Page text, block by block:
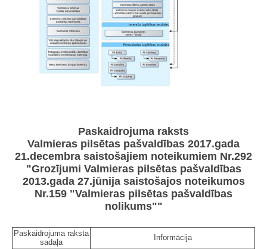
Paskaidrojuma raksts
Valmieras pilsētas pašvaldības 2017.gada
21.decembra saistošajiem noteikumiem Nr.292
"Grozījumi Valmieras pilsētas pašvaldības
2013.gada 27.jūnija saistošajos noteikumos
Nr.159 "Valmieras pilsētas pašvaldības
nolikums""
Paskaidrojuma raksta
sadaļa
Informācija